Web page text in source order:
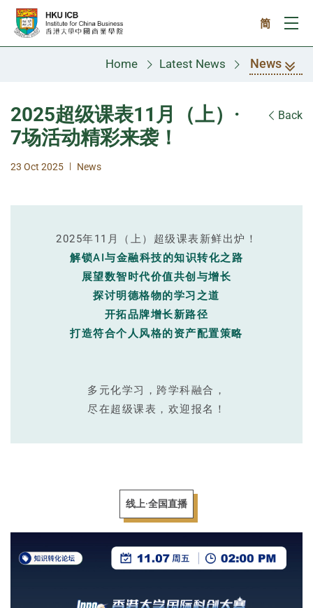
Skip to main content
简
Home Latest News News
2025超级课表11月（上）·
7场活动精彩来袭！
Back
23 Oct 2025 | News
2025年11月（上）超级课表新鲜出炉！
解锁AI与金融科技的知识转化之路
展望数智时代价值共创与增长
探讨明德格物的学习之道
开拓品牌增长新路径
打造符合个人风格的资产配置策略
多元化学习，跨学科融合，
尽在超级课表，欢迎报名！
线上·全国直播